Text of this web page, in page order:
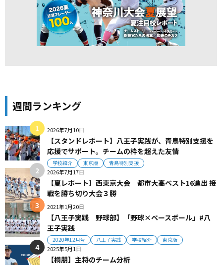
週間ランキング
2026年7月10日
【スタンドレポート】八王子実践が、青鳥特別支援を
応援でサポート。チームの枠を超えた友情
学校紹介 東京版 青鳥特別支援
2026年7月17日
【夏レポート】西東京大会 都市大高ベスト16進出 接
戦を勝ち切り大会３勝
2021年1月20日
【八王子実践 野球部】「野球×ベースボール」#八
王子実践
2020年12月号 八王子実践 学校紹介 東京版
2025年5月1日
【桐朋】主将のチーム分析